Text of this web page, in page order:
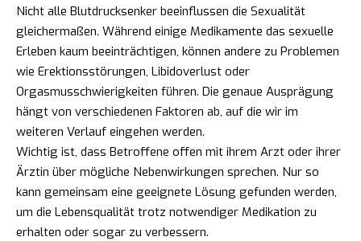
Nicht alle Blutdrucksenker beeinflussen die Sexualität
gleichermaßen. Während einige Medikamente das sexuelle
Erleben kaum beeinträchtigen, können andere zu Problemen
wie Erektionsstörungen, Libidoverlust oder
Orgasmusschwierigkeiten führen. Die genaue Ausprägung
hängt von verschiedenen Faktoren ab, auf die wir im
weiteren Verlauf eingehen werden.
Wichtig ist, dass Betroffene offen mit ihrem Arzt oder ihrer
Ärztin über mögliche Nebenwirkungen sprechen. Nur so
kann gemeinsam eine geeignete Lösung gefunden werden,
um die Lebensqualität trotz notwendiger Medikation zu
erhalten oder sogar zu verbessern.